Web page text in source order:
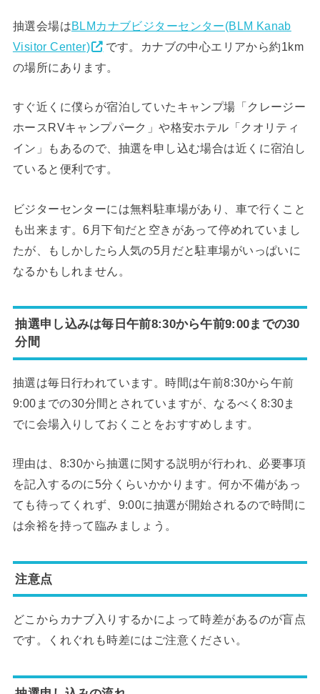
抽選会場はBLMカナブビジターセンター(BLM Kanab
Visitor Center)
です。カナブの中心エリアから約1km
の場所にあります。
すぐ近くに僕らが宿泊していたキャンプ場「クレージー
ホースRVキャンプパーク」や格安ホテル「クオリティ
イン」もあるので、抽選を申し込む場合は近くに宿泊し
ていると便利です。
ビジターセンターには無料駐車場があり、車で行くこと
も出来ます。6月下旬だと空きがあって停めれていまし
たが、もしかしたら人気の5月だと駐車場がいっぱいに
なるかもしれません。
抽選申し込みは毎日午前8:30から午前9:00までの30
分間
抽選は毎日行われています。時間は午前8:30から午前
9:00までの30分間とされていますが、なるべく8:30ま
でに会場入りしておくことをおすすめします。
理由は、8:30から抽選に関する説明が行われ、必要事項
を記入するのに5分くらいかかります。何か不備があっ
ても待ってくれず、9:00に抽選が開始されるので時間に
は余裕を持って臨みましょう。
注意点
どこからカナブ入りするかによって時差があるのが盲点
です。くれぐれも時差にはご注意ください。